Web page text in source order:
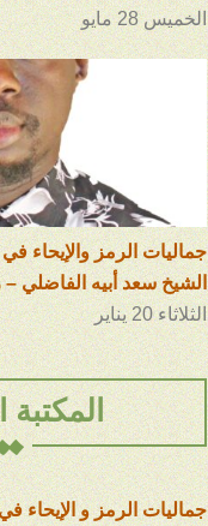
الخميس 28 مايو
جماليات الرمز والإيحاء
الشيخ سعد أبيه الفاضلي
الثلاثاء 20 يناير
المكتبة
جماليات الرمز و الإيحاء